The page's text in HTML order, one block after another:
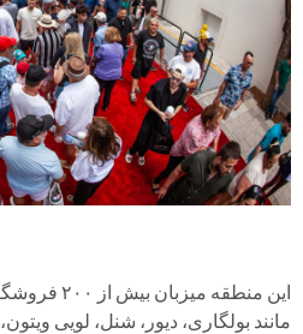
این منطقه
مانند بولگاری، دیور، شنل، لویی